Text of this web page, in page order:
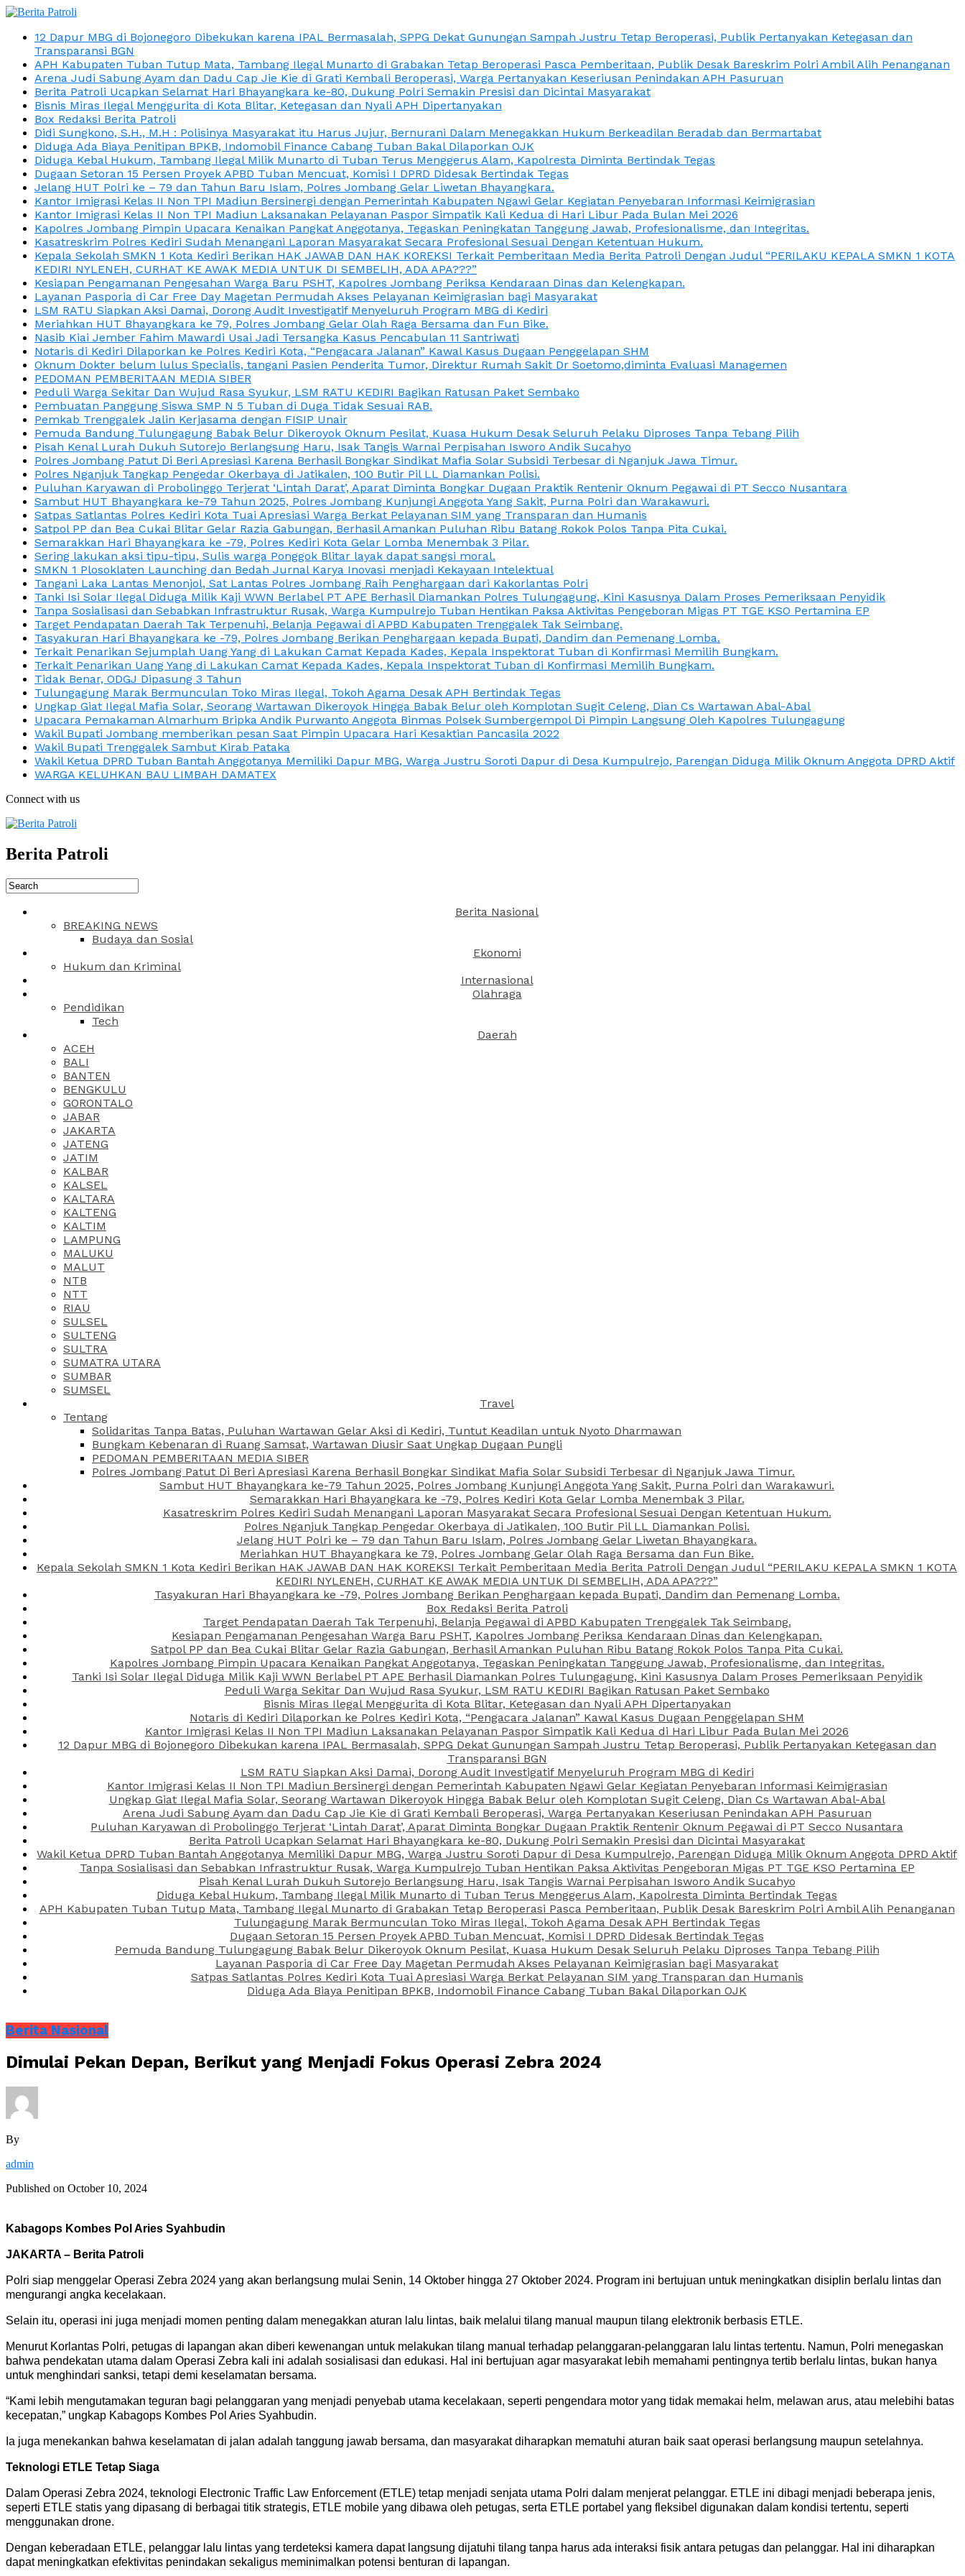
12 Dapur MBG di Bojonegoro Dibekukan karena IPAL Bermasalah, SPPG Dekat Gunungan Sampah Justru Tetap Beroperasi, Publik Pertanyakan Ketegasan dan
Transparansi BGN
APH Kabupaten Tuban Tutup Mata, Tambang Ilegal Munarto di Grabakan Tetap Beroperasi Pasca Pemberitaan, Publik Desak Bareskrim Polri Ambil Alih Penanganan
Arena Judi Sabung Ayam dan Dadu Cap Jie Kie di Grati Kembali Beroperasi, Warga Pertanyakan Keseriusan Penindakan APH Pasuruan
Berita Patroli Ucapkan Selamat Hari Bhayangkara ke-80, Dukung Polri Semakin Presisi dan Dicintai Masyarakat
Bisnis Miras Ilegal Menggurita di Kota Blitar, Ketegasan dan Nyali APH Dipertanyakan
Box Redaksi Berita Patroli
Didi Sungkono, S.H., M.H : Polisinya Masyarakat itu Harus Jujur, Bernurani Dalam Menegakkan Hukum Berkeadilan Beradab dan Bermartabat
Diduga Ada Biaya Penitipan BPKB, Indomobil Finance Cabang Tuban Bakal Dilaporkan OJK
Diduga Kebal Hukum, Tambang Ilegal Milik Munarto di Tuban Terus Menggerus Alam, Kapolresta Diminta Bertindak Tegas
Dugaan Setoran 15 Persen Proyek APBD Tuban Mencuat, Komisi I DPRD Didesak Bertindak Tegas
Jelang HUT Polri ke – 79 dan Tahun Baru Islam, Polres Jombang Gelar Liwetan Bhayangkara.
Kantor Imigrasi Kelas II Non TPI Madiun Bersinergi dengan Pemerintah Kabupaten Ngawi Gelar Kegiatan Penyebaran Informasi Keimigrasian
Kantor Imigrasi Kelas II Non TPI Madiun Laksanakan Pelayanan Paspor Simpatik Kali Kedua di Hari Libur Pada Bulan Mei 2026
Kapolres Jombang Pimpin Upacara Kenaikan Pangkat Anggotanya, Tegaskan Peningkatan Tanggung Jawab, Profesionalisme, dan Integritas.
Kasatreskrim Polres Kediri Sudah Menangani Laporan Masyarakat Secara Profesional Sesuai Dengan Ketentuan Hukum.
Kepala Sekolah SMKN 1 Kota Kediri Berikan HAK JAWAB DAN HAK KOREKSI Terkait Pemberitaan Media Berita Patroli Dengan Judul “PERILAKU KEPALA SMKN 1 KOTA
KEDIRI NYLENEH, CURHAT KE AWAK MEDIA UNTUK DI SEMBELIH, ADA APA???”
Kesiapan Pengamanan Pengesahan Warga Baru PSHT, Kapolres Jombang Periksa Kendaraan Dinas dan Kelengkapan.
Layanan Pasporia di Car Free Day Magetan Permudah Akses Pelayanan Keimigrasian bagi Masyarakat
LSM RATU Siapkan Aksi Damai, Dorong Audit Investigatif Menyeluruh Program MBG di Kediri
Meriahkan HUT Bhayangkara ke 79, Polres Jombang Gelar Olah Raga Bersama dan Fun Bike.
Nasib Kiai Jember Fahim Mawardi Usai Jadi Tersangka Kasus Pencabulan 11 Santriwati
Notaris di Kediri Dilaporkan ke Polres Kediri Kota, “Pengacara Jalanan” Kawal Kasus Dugaan Penggelapan SHM
Oknum Dokter belum lulus Specialis, tangani Pasien Penderita Tumor, Direktur Rumah Sakit Dr Soetomo,diminta Evaluasi Managemen
PEDOMAN PEMBERITAAN MEDIA SIBER
Peduli Warga Sekitar Dan Wujud Rasa Syukur, LSM RATU KEDIRI Bagikan Ratusan Paket Sembako
Pembuatan Panggung Siswa SMP N 5 Tuban di Duga Tidak Sesuai RAB.
Pemkab Trenggalek Jalin Kerjasama dengan FISIP Unair
Pemuda Bandung Tulungagung Babak Belur Dikeroyok Oknum Pesilat, Kuasa Hukum Desak Seluruh Pelaku Diproses Tanpa Tebang Pilih
Pisah Kenal Lurah Dukuh Sutorejo Berlangsung Haru, Isak Tangis Warnai Perpisahan Isworo Andik Sucahyo
Polres Jombang Patut Di Beri Apresiasi Karena Berhasil Bongkar Sindikat Mafia Solar Subsidi Terbesar di Nganjuk Jawa Timur.
Polres Nganjuk Tangkap Pengedar Okerbaya di Jatikalen, 100 Butir Pil LL Diamankan Polisi.
Puluhan Karyawan di Probolinggo Terjerat ‘Lintah Darat’, Aparat Diminta Bongkar Dugaan Praktik Rentenir Oknum Pegawai di PT Secco Nusantara
Sambut HUT Bhayangkara ke-79 Tahun 2025, Polres Jombang Kunjungi Anggota Yang Sakit, Purna Polri dan Warakawuri.
Satpas Satlantas Polres Kediri Kota Tuai Apresiasi Warga Berkat Pelayanan SIM yang Transparan dan Humanis
Satpol PP dan Bea Cukai Blitar Gelar Razia Gabungan, Berhasil Amankan Puluhan Ribu Batang Rokok Polos Tanpa Pita Cukai.
Semarakkan Hari Bhayangkara ke -79, Polres Kediri Kota Gelar Lomba Menembak 3 Pilar.
Sering lakukan aksi tipu-tipu, Sulis warga Ponggok Blitar layak dapat sangsi moral.
SMKN 1 Plosoklaten Launching dan Bedah Jurnal Karya Inovasi menjadi Kekayaan Intelektual
Tangani Laka Lantas Menonjol, Sat Lantas Polres Jombang Raih Penghargaan dari Kakorlantas Polri
Tanki Isi Solar Ilegal Diduga Milik Kaji WWN Berlabel PT APE Berhasil Diamankan Polres Tulungagung, Kini Kasusnya Dalam Proses Pemeriksaan Penyidik
Tanpa Sosialisasi dan Sebabkan Infrastruktur Rusak, Warga Kumpulrejo Tuban Hentikan Paksa Aktivitas Pengeboran Migas PT TGE KSO Pertamina EP
Target Pendapatan Daerah Tak Terpenuhi, Belanja Pegawai di APBD Kabupaten Trenggalek Tak Seimbang.
Tasyakuran Hari Bhayangkara ke -79, Polres Jombang Berikan Penghargaan kepada Bupati, Dandim dan Pemenang Lomba.
Terkait Penarikan Sejumplah Uang Yang di Lakukan Camat Kepada Kades, Kepala Inspektorat Tuban di Konfirmasi Memilih Bungkam.
Terkait Penarikan Uang Yang di Lakukan Camat Kepada Kades, Kepala Inspektorat Tuban di Konfirmasi Memilih Bungkam.
Tidak Benar, ODGJ Dipasung 3 Tahun
Tulungagung Marak Bermunculan Toko Miras Ilegal, Tokoh Agama Desak APH Bertindak Tegas
Ungkap Giat Ilegal Mafia Solar, Seorang Wartawan Dikeroyok Hingga Babak Belur oleh Komplotan Sugit Celeng, Dian Cs Wartawan Abal-Abal
Upacara Pemakaman Almarhum Bripka Andik Purwanto Anggota Binmas Polsek Sumbergempol Di Pimpin Langsung Oleh Kapolres Tulungagung
Wakil Bupati Jombang memberikan pesan Saat Pimpin Upacara Hari Kesaktian Pancasila 2022
Wakil Bupati Trenggalek Sambut Kirab Pataka
Wakil Ketua DPRD Tuban Bantah Anggotanya Memiliki Dapur MBG, Warga Justru Soroti Dapur di Desa Kumpulrejo, Parengan Diduga Milik Oknum Anggota DPRD Aktif
WARGA KELUHKAN BAU LIMBAH DAMATEX
Connect with us
Berita Patroli
Berita Nasional
BREAKING NEWS
Budaya dan Sosial
Ekonomi
Hukum dan Kriminal
Internasional
Olahraga
Pendidikan
Tech
Daerah
ACEH
BALI
BANTEN
BENGKULU
GORONTALO
JABAR
JAKARTA
JATENG
JATIM
KALBAR
KALSEL
KALTARA
KALTENG
KALTIM
LAMPUNG
MALUKU
MALUT
NTB
NTT
RIAU
SULSEL
SULTENG
SULTRA
SUMATRA UTARA
SUMBAR
SUMSEL
Travel
Tentang
Solidaritas Tanpa Batas, Puluhan Wartawan Gelar Aksi di Kediri, Tuntut Keadilan untuk Nyoto Dharmawan
Bungkam Kebenaran di Ruang Samsat, Wartawan Diusir Saat Ungkap Dugaan Pungli
PEDOMAN PEMBERITAAN MEDIA SIBER
Polres Jombang Patut Di Beri Apresiasi Karena Berhasil Bongkar Sindikat Mafia Solar Subsidi Terbesar di Nganjuk Jawa Timur.
Sambut HUT Bhayangkara ke-79 Tahun 2025, Polres Jombang Kunjungi Anggota Yang Sakit, Purna Polri dan Warakawuri.
Semarakkan Hari Bhayangkara ke -79, Polres Kediri Kota Gelar Lomba Menembak 3 Pilar.
Kasatreskrim Polres Kediri Sudah Menangani Laporan Masyarakat Secara Profesional Sesuai Dengan Ketentuan Hukum.
Polres Nganjuk Tangkap Pengedar Okerbaya di Jatikalen, 100 Butir Pil LL Diamankan Polisi.
Jelang HUT Polri ke – 79 dan Tahun Baru Islam, Polres Jombang Gelar Liwetan Bhayangkara.
Meriahkan HUT Bhayangkara ke 79, Polres Jombang Gelar Olah Raga Bersama dan Fun Bike.
Kepala Sekolah SMKN 1 Kota Kediri Berikan HAK JAWAB DAN HAK KOREKSI Terkait Pemberitaan Media Berita Patroli Dengan Judul “PERILAKU KEPALA SMKN 1 KOTA
KEDIRI NYLENEH, CURHAT KE AWAK MEDIA UNTUK DI SEMBELIH, ADA APA???”
Tasyakuran Hari Bhayangkara ke -79, Polres Jombang Berikan Penghargaan kepada Bupati, Dandim dan Pemenang Lomba.
Box Redaksi Berita Patroli
Target Pendapatan Daerah Tak Terpenuhi, Belanja Pegawai di APBD Kabupaten Trenggalek Tak Seimbang.
Kesiapan Pengamanan Pengesahan Warga Baru PSHT, Kapolres Jombang Periksa Kendaraan Dinas dan Kelengkapan.
Satpol PP dan Bea Cukai Blitar Gelar Razia Gabungan, Berhasil Amankan Puluhan Ribu Batang Rokok Polos Tanpa Pita Cukai.
Kapolres Jombang Pimpin Upacara Kenaikan Pangkat Anggotanya, Tegaskan Peningkatan Tanggung Jawab, Profesionalisme, dan Integritas.
Tanki Isi Solar Ilegal Diduga Milik Kaji WWN Berlabel PT APE Berhasil Diamankan Polres Tulungagung, Kini Kasusnya Dalam Proses Pemeriksaan Penyidik
Peduli Warga Sekitar Dan Wujud Rasa Syukur, LSM RATU KEDIRI Bagikan Ratusan Paket Sembako
Bisnis Miras Ilegal Menggurita di Kota Blitar, Ketegasan dan Nyali APH Dipertanyakan
Notaris di Kediri Dilaporkan ke Polres Kediri Kota, “Pengacara Jalanan” Kawal Kasus Dugaan Penggelapan SHM
Kantor Imigrasi Kelas II Non TPI Madiun Laksanakan Pelayanan Paspor Simpatik Kali Kedua di Hari Libur Pada Bulan Mei 2026
12 Dapur MBG di Bojonegoro Dibekukan karena IPAL Bermasalah, SPPG Dekat Gunungan Sampah Justru Tetap Beroperasi, Publik Pertanyakan Ketegasan dan
Transparansi BGN
LSM RATU Siapkan Aksi Damai, Dorong Audit Investigatif Menyeluruh Program MBG di Kediri
Kantor Imigrasi Kelas II Non TPI Madiun Bersinergi dengan Pemerintah Kabupaten Ngawi Gelar Kegiatan Penyebaran Informasi Keimigrasian
Ungkap Giat Ilegal Mafia Solar, Seorang Wartawan Dikeroyok Hingga Babak Belur oleh Komplotan Sugit Celeng, Dian Cs Wartawan Abal-Abal
Arena Judi Sabung Ayam dan Dadu Cap Jie Kie di Grati Kembali Beroperasi, Warga Pertanyakan Keseriusan Penindakan APH Pasuruan
Puluhan Karyawan di Probolinggo Terjerat ‘Lintah Darat’, Aparat Diminta Bongkar Dugaan Praktik Rentenir Oknum Pegawai di PT Secco Nusantara
Berita Patroli Ucapkan Selamat Hari Bhayangkara ke-80, Dukung Polri Semakin Presisi dan Dicintai Masyarakat
Wakil Ketua DPRD Tuban Bantah Anggotanya Memiliki Dapur MBG, Warga Justru Soroti Dapur di Desa Kumpulrejo, Parengan Diduga Milik Oknum Anggota DPRD Aktif
Tanpa Sosialisasi dan Sebabkan Infrastruktur Rusak, Warga Kumpulrejo Tuban Hentikan Paksa Aktivitas Pengeboran Migas PT TGE KSO Pertamina EP
Pisah Kenal Lurah Dukuh Sutorejo Berlangsung Haru, Isak Tangis Warnai Perpisahan Isworo Andik Sucahyo
Diduga Kebal Hukum, Tambang Ilegal Milik Munarto di Tuban Terus Menggerus Alam, Kapolresta Diminta Bertindak Tegas
APH Kabupaten Tuban Tutup Mata, Tambang Ilegal Munarto di Grabakan Tetap Beroperasi Pasca Pemberitaan, Publik Desak Bareskrim Polri Ambil Alih Penanganan
Tulungagung Marak Bermunculan Toko Miras Ilegal, Tokoh Agama Desak APH Bertindak Tegas
Dugaan Setoran 15 Persen Proyek APBD Tuban Mencuat, Komisi I DPRD Didesak Bertindak Tegas
Pemuda Bandung Tulungagung Babak Belur Dikeroyok Oknum Pesilat, Kuasa Hukum Desak Seluruh Pelaku Diproses Tanpa Tebang Pilih
Layanan Pasporia di Car Free Day Magetan Permudah Akses Pelayanan Keimigrasian bagi Masyarakat
Satpas Satlantas Polres Kediri Kota Tuai Apresiasi Warga Berkat Pelayanan SIM yang Transparan dan Humanis
Diduga Ada Biaya Penitipan BPKB, Indomobil Finance Cabang Tuban Bakal Dilaporkan OJK
Berita Nasional
Dimulai Pekan Depan, Berikut yang Menjadi Fokus Operasi Zebra 2024
By
admin
Published on October 10, 2024
Kabagops Kombes Pol Aries Syahbudin
JAKARTA – Berita Patroli
Polri siap menggelar Operasi Zebra 2024 yang akan berlangsung mulai Senin, 14 Oktober hingga 27 Oktober 2024. Program ini bertujuan untuk meningkatkan disiplin berlalu lintas dan
mengurangi angka kecelakaan.
Selain itu, operasi ini juga menjadi momen penting dalam menegakkan aturan lalu lintas, baik melalui tilang manual maupun tilang elektronik berbasis ETLE.
Menurut Korlantas Polri, petugas di lapangan akan diberi kewenangan untuk melakukan tilang manual terhadap pelanggaran-pelanggaran lalu lintas tertentu. Namun, Polri menegaskan
bahwa pendekatan utama dalam Operasi Zebra kali ini adalah sosialisasi dan edukasi. Hal ini bertujuan agar masyarakat lebih memahami pentingnya tertib berlalu lintas, bukan hanya
untuk menghindari sanksi, tetapi demi keselamatan bersama.
“Kami lebih mengutamakan teguran bagi pelanggaran yang menjadi penyebab utama kecelakaan, seperti pengendara motor yang tidak memakai helm, melawan arus, atau melebihi batas
kecepatan,” ungkap Kabagops Kombes Pol Aries Syahbudin.
Ia juga menekankan bahwa keselamatan di jalan adalah tanggung jawab bersama, dan masyarakat diharapkan mematuhi aturan baik saat operasi berlangsung maupun setelahnya.
Teknologi ETLE Tetap Siaga
Dalam Operasi Zebra 2024, teknologi Electronic Traffic Law Enforcement (ETLE) tetap menjadi senjata utama Polri dalam menjerat pelanggar. ETLE ini dibagi menjadi beberapa jenis,
seperti ETLE statis yang dipasang di berbagai titik strategis, ETLE mobile yang dibawa oleh petugas, serta ETLE portabel yang fleksibel digunakan dalam kondisi tertentu, seperti
menggunakan drone.
Dengan keberadaan ETLE, pelanggar lalu lintas yang terdeteksi kamera dapat langsung dijatuhi tilang tanpa harus ada interaksi fisik antara petugas dan pelanggar. Hal ini diharapkan
dapat meningkatkan efektivitas penindakan sekaligus meminimalkan potensi benturan di lapangan.